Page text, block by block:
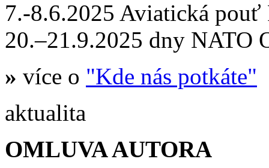
7.-8.6.2025 Aviatická
20.–21.9.2025 dny NATO
» více o "Kde nás potkáte"
aktualita
OMLUVA AUTORA